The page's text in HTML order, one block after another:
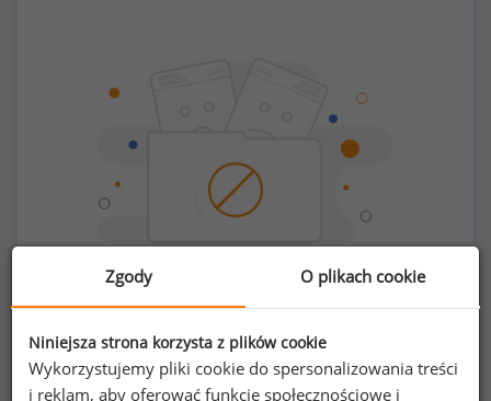
Chcesz porównać swoje zarobki z innymi?
Sprawdź ile powinieneś zarabiać
Zgody O plikach cookie
Niniejsza strona korzysta z plików cookie
Wykorzystujemy pliki cookie do spersonalizowania treści
i reklam, aby oferować funkcje społecznościowe i